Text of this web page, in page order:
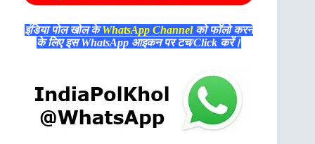
इंडिया पोल खोल केWhatsApp Channelको फॉलो करने
के लिए इस WhatsApp आइकन पर टच/Click करें।